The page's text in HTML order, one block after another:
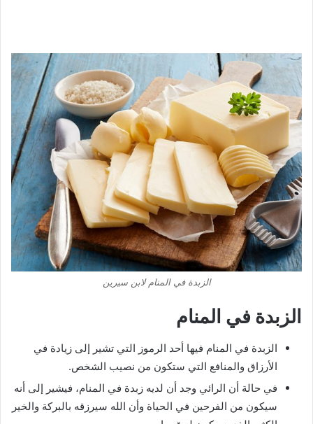
الزبدة في المنام لابن سيرين
الزبدة في المنام
الزبدة في المنام فيها أحد الرموز التي تشير إلى زيادة في
الأرزاق والمنافع التي ستكون من نصيب الشخص.
في حالة أن الرائي وجد أن لديه زبدة في المنام، فيشير إلى أنه
سيكون من الفرحين في الحياة وأن الله سيرزقه بالبركة والخير